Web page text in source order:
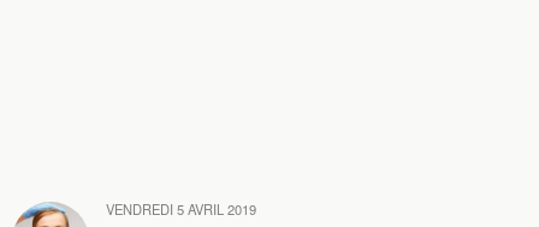
VENDREDI 5 AVRIL 2019